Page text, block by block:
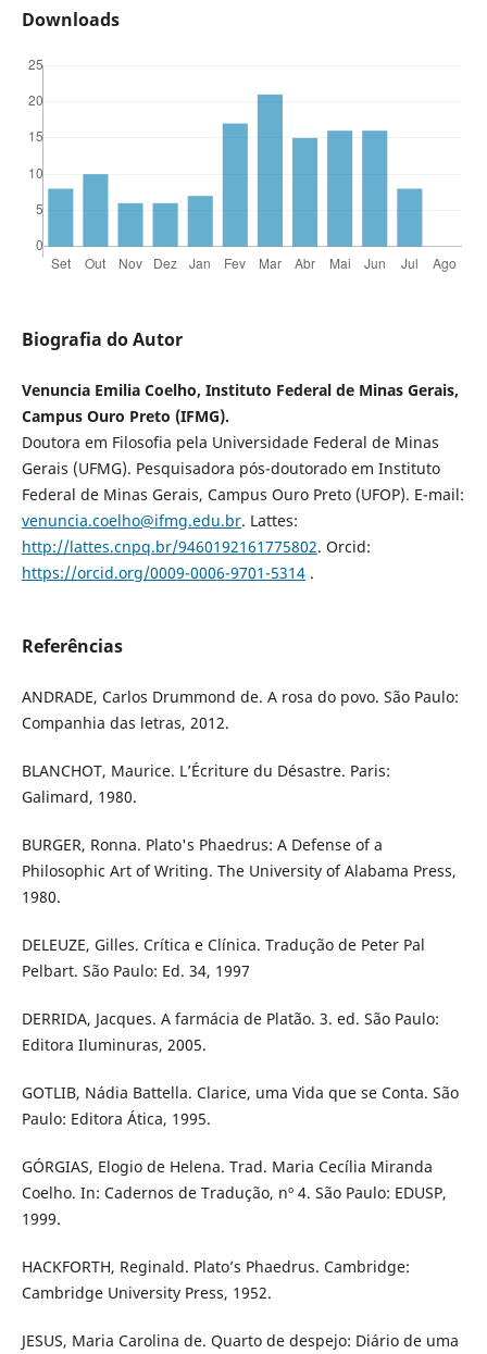
Downloads
Biografia do Autor
Venuncia Emilia Coelho, Instituto Federal de Minas Gerais,
Campus Ouro Preto (IFMG).
Doutora em Filosofia pela Universidade Federal de Minas
Gerais (UFMG). Pesquisadora pós-doutorado em Instituto
Federal de Minas Gerais, Campus Ouro Preto (UFOP). E-mail:
venuncia.coelho@ifmg.edu.br. Lattes:
http://lattes.cnpq.br/9460192161775802. Orcid:
https://orcid.org/0009-0006-9701-5314.
Referências
ANDRADE, Carlos Drummond de. A rosa do povo. São Paulo:
Companhia das letras, 2012.
BLANCHOT, Maurice. L’Écriture du Désastre. Paris:
Galimard, 1980.
BURGER, Ronna. Plato's Phaedrus: A Defense of a
Philosophic Art of Writing. The University of Alabama Press,
1980.
DELEUZE, Gilles. Crítica e Clínica. Tradução de Peter Pal
Pelbart. São Paulo: Ed. 34, 1997
DERRIDA, Jacques. A farmácia de Platão. 3. ed. São Paulo:
Editora Iluminuras, 2005.
GOTLIB, Nádia Battella. Clarice, uma Vida que se Conta. São
Paulo: Editora Ática, 1995.
GÓRGIAS, Elogio de Helena. Trad. Maria Cecília Miranda
Coelho. In: Cadernos de Tradução, nº 4. São Paulo: EDUSP,
1999.
HACKFORTH, Reginald. Plato’s Phaedrus. Cambridge:
Cambridge University Press, 1952.
JESUS, Maria Carolina de. Quarto de despejo: Diário de uma